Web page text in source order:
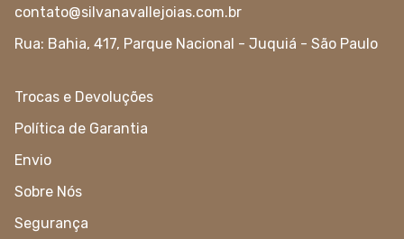
contato@silvanavallejoias.com.br
Rua: Bahia, 417, Parque Nacional - Juquiá - São Paulo
Trocas e Devoluções
Política de Garantia
Envio
Sobre Nós
Segurança